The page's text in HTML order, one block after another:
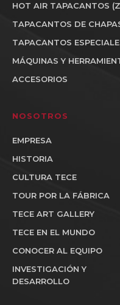
HOT AIR TAPACANTOS
TAPACANTOS DE
TAPACANTOS
MÁQUINAS Y
ACCESORIOS
NOSOTROS
EMPRESA
HISTORIA
CULTURA TECE
TOUR POR LA FÁBRICA
TECE ART GALLERY
TECE EN EL MUNDO
CONOCER AL EQUIPO
INVESTIGACIÓN Y
DESARROLLO